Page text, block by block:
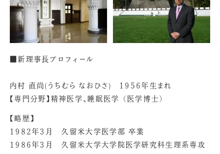
■新理事長プロフィール
内村 直尚(うちむら なおひさ) 1956年生まれ
【専門分野】精神医学、睡眠医学 （医学博士）
【略歴】
1982年3月 久留米大学医学部 卒業
1986年3月 久留米大学大学院医学研究科生理系専攻